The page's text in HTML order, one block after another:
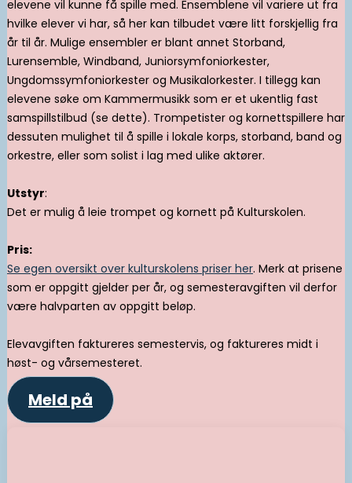
elevene vil kunne få spille med. Ensemblene vil variere ut fra
hvilke elever vi har, så her kan tilbudet være litt forskjellig fra
år til år. Mulige ensembler er blant annet Storband,
Lurensemble, Windband, Juniorsymfoniorkester,
Ungdomssymfoniorkester og Musikalorkester. I tillegg kan
elevene søke om Kammermusikk som er et ukentlig fast
samspillstilbud (se dette). Trompetister og kornettspillere har
dessuten mulighet til å spille i lokale korps, storband, band og
orkestre, eller som solist i lag med ulike aktører.
Utstyr:
Det er mulig å leie trompet og kornett på Kulturskolen.
Pris:
Se egen oversikt over kulturskolens priser her. Merk at prisene
som er oppgitt gjelder per år, og semesteravgiften vil derfor
være halvparten av oppgitt beløp.
Elevavgiften faktureres semestervis, og faktureres midt i
høst- og vårsemesteret.
Meld på